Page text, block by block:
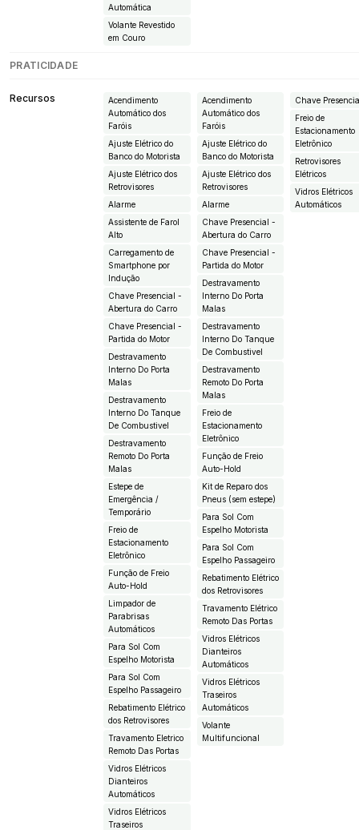
Automática
Volante Revestido
em Couro
PRATICIDADE
Recursos
Acendimento
Automático dos
Faróis
Ajuste Elétrico do
Banco do Motorista
Ajuste Elétrico dos
Retrovisores
Alarme
Assistente de Farol
Alto
Carregamento de
Smartphone por
Indução
Chave Presencial -
Abertura do Carro
Chave Presencial -
Partida do Motor
Destravamento
Interno Do Porta
Malas
Destravamento
Interno Do Tanque
De Combustivel
Destravamento
Remoto Do Porta
Malas
Estepe de
Emergência /
Temporário
Freio de
Estacionamento
Eletrônico
Função de Freio
Auto-Hold
Limpador de
Parabrisas
Automáticos
Para Sol Com
Espelho Motorista
Para Sol Com
Espelho Passageiro
Rebatimento Elétrico
dos Retrovisores
Travamento Eletrico
Remoto Das Portas
Vidros Elétricos
Dianteiros
Automáticos
Vidros Elétricos
Traseiros
Acendimento
Automático dos
Faróis
Ajuste Elétrico do
Banco do Motorista
Ajuste Elétrico dos
Retrovisores
Alarme
Chave Presencial -
Abertura do Carro
Chave Presencial -
Partida do Motor
Destravamento
Interno Do Porta
Malas
Destravamento
Interno Do Tanque
De Combustivel
Destravamento
Remoto Do Porta
Malas
Freio de
Estacionamento
Eletrônico
Função de Freio
Auto-Hold
Kit de Reparo dos
Pneus (sem estepe)
Para Sol Com
Espelho Motorista
Para Sol Com
Espelho Passageiro
Rebatimento Elétrico
dos Retrovisores
Travamento Elétrico
Remoto Das Portas
Vidros Elétricos
Dianteiros
Automáticos
Vidros Elétricos
Traseiros
Automáticos
Volante
Multifuncional
Chave
Freio de
Estacionamento
Eletrônico
Retrovisores
Elétricos
Vidros Elétricos
Automáticos